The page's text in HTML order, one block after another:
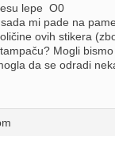
lepe O0
mi pade na
ovih stikera
Mogli
da se odradi